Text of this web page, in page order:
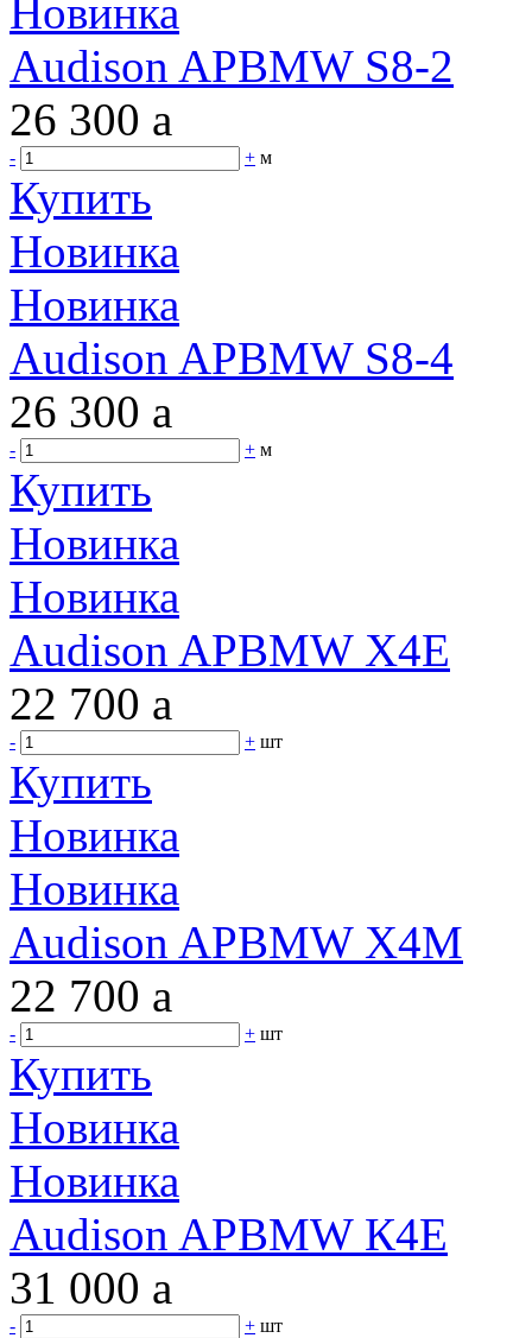
Новинка
Audison APBMW S8-2
26 300 a
- + м
Купить
Новинка
Новинка
Audison APBMW S8-4
26 300 a
- + м
Купить
Новинка
Новинка
Audison APBMW X4E
22 700 a
- + шт
Купить
Новинка
Новинка
Audison APBMW X4M
22 700 a
- + шт
Купить
Новинка
Новинка
Audison APBMW К4E
31 000 a
- + шт